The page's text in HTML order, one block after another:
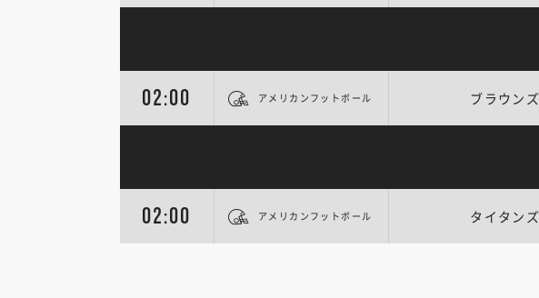
02:00 アメリカンフットボール ブラウンズ
02:00 アメリカンフットボール タイタンズ